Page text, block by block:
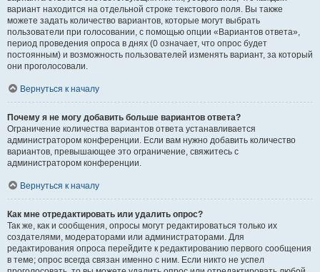
вариант находится на отдельной строке текстового поля. Вы также
можете задать количество вариантов, которые могут выбрать
пользователи при голосовании, с помощью опции «Вариантов ответа»,
период проведения опроса в днях (0 означает, что опрос будет
постоянным) и возможность пользователей изменять вариант, за который
они проголосовали.
Вернуться к началу
Почему я не могу добавить больше вариантов ответа?
Ограничение количества вариантов ответа устанавливается
администратором конференции. Если вам нужно добавить количество
вариантов, превышающее это ограничение, свяжитесь с
администратором конференции.
Вернуться к началу
Как мне отредактировать или удалить опрос?
Так же, как и сообщения, опросы могут редактироваться только их
создателями, модераторами или администраторами. Для
редактирования опроса перейдите к редактированию первого сообщения
в теме; опрос всегда связан именно с ним. Если никто не успел